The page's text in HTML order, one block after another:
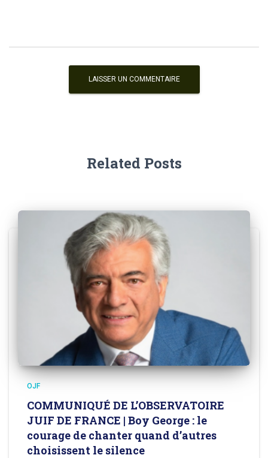
Related Posts
OJF
COMMUNIQUÉ DE L’OBSERVATOIRE
JUIF DE FRANCE | Boy George : le
courage de chanter quand d’autres
choisissent le silence